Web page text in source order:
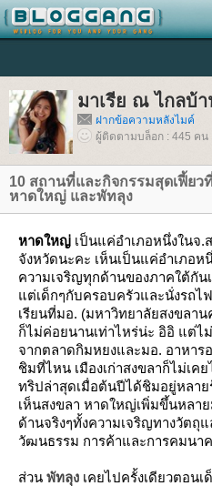
มาเรีย ณ ไกลบ้
ฝากข้อความหลังไมค์
ผู้ติดตามบล็อก : 445 คน
10 สถานที่และกิจกรรมสุดเฟี้ยว
หาดใหญ่ และพัทลุง
หาดใหญ่ เป็นแค่อำเภอหนึ่งในจ
จังหวัดนะคะ เห็นเป็นแค่อำเภอ
ความเจริญทุกด้านของภาคใต้กัน
ต่เด็กๆกับครอบครัวและนั่งรถไฟ
เรียนที่มอ. (มหาวิทยาลัยสงขลาน
ก็ไม่ค่อยนานเท่าไหร่น่ะ อิอิ แต่
จากตลาดกิมหยงและมอ. อาหาร
ชิมที่ไหน เมืองเก่าสงขลาก็ไม่เค
ทริปล่าสุดเมื่อต้นปีได้ชิมอยู่หลาย
เห็นสงขลา หาดใหญ่เพิ่มขึ้นหลาย
ด้านจริงๆทั้งความเจริญทางวัตถุล
วัฒนธรรม การค้าและการคมนา
ส่วน พัทลุง เคยไปครั้งเดียวตอน